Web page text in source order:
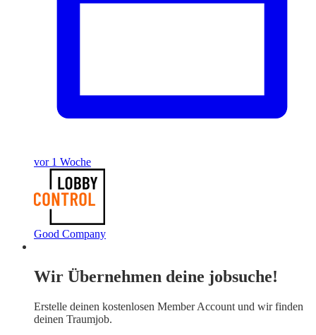
vor 1 Woche
Good Company
Wir Übernehmen deine jobsuche!
Erstelle deinen kostenlosen Member Account und wir finden
deinen Traumjob.